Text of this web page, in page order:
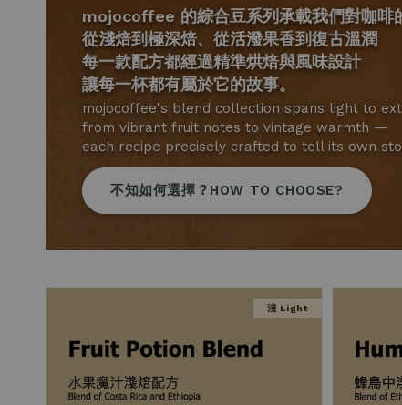
mojocoffee 的綜合豆系列承載我們對咖啡
從淺焙到極深焙、從活潑果香到復古溫潤
每一款配方都經過精準烘焙與風味設計
讓每一杯都有屬於它的故事。
mojocoffee's blend collection spans light to
from vibrant fruit notes to vintage warmth —
each recipe precisely crafted to tell its own
不知如何選擇？HOW TO CHOOSE?
淺 Light